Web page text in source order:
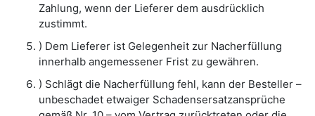
Zahlung, wenn der Lieferer dem ausdrücklich
zustimmt.
) Dem Lieferer ist Gelegenheit zur Nacherfüllung
innerhalb angemessener Frist zu gewähren.
) Schlägt die Nacherfüllung fehl, kann der Besteller –
unbeschadet etwaiger Schadensersatzansprüche